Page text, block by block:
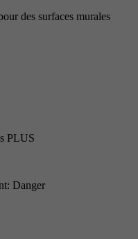
des surfaces murales
PLUS
Danger